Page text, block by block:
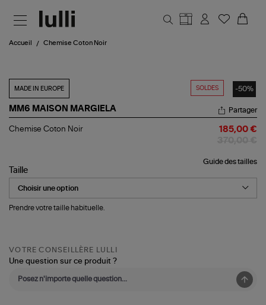
Accueil Chemise Coton Noir
SOLDES -50%
MADE IN EUROPE
MM6 MAISON MARGIELA
Chemise
Partager
Chemise Coton Noir 185,00 €
Guide des tailles
Taille
Prendre votre taille habituelle.
VOTRE CONSEILLÈRE LULLI
Une question sur ce produit ?